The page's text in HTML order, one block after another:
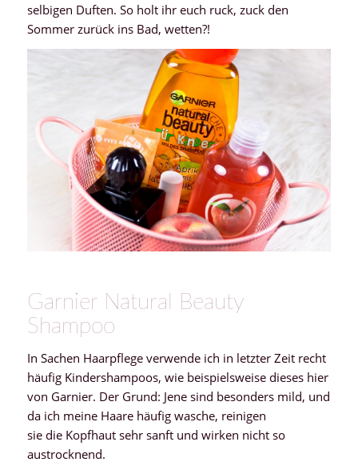
selbigen Duften. So holt ihr euch ruck, zuck den
Sommer zurück ins Bad, wetten?!
Garnier Natural Beauty
Shampoo
In Sachen Haarpflege verwende ich in letzter Zeit recht
häufig Kindershampoos, wie beispielsweise dieses hier
von Garnier. Der Grund: Jene sind besonders mild, und
da ich meine Haare häufig wasche, reinigen
sie die Kopfhaut sehr sanft und wirken nicht so
austrocknend.